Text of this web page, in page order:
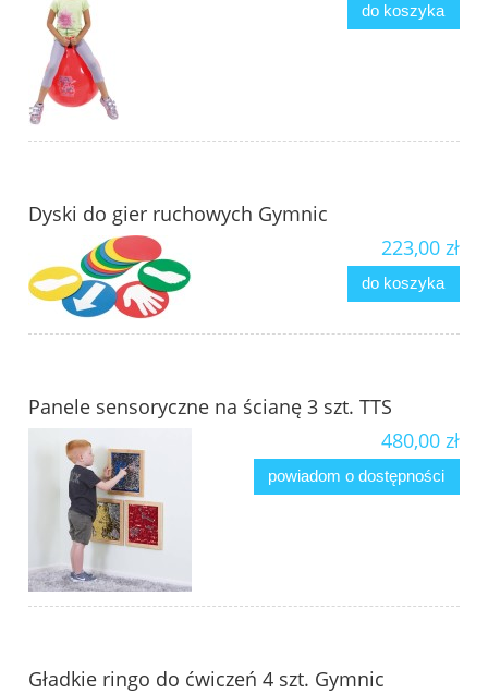
do koszyka
Dyski do gier ruchowych Gymnic
223,00 zł
do koszyka
Panele sensoryczne na ścianę 3 szt. TTS
480,00 zł
powiadom o dostępności
Gładkie ringo do ćwiczeń 4 szt. Gymnic